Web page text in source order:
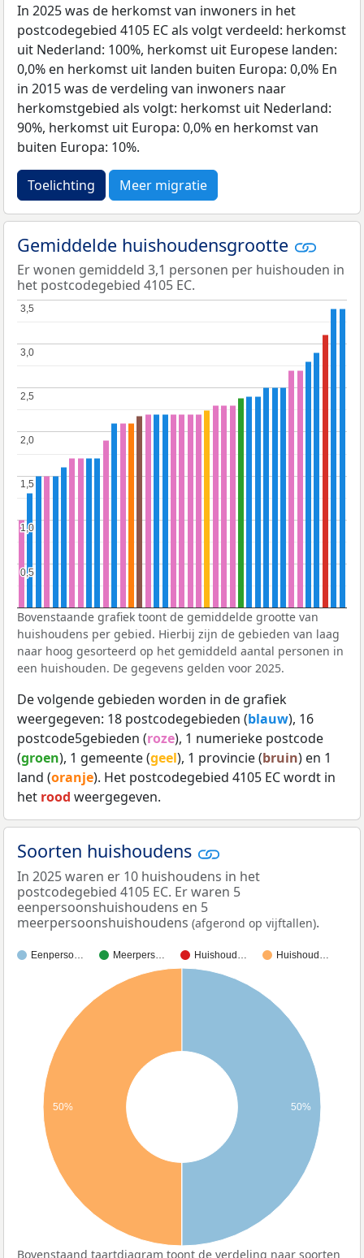
In 2025 was de herkomst van inwoners in het
postcodegebied 4105 EC als volgt verdeeld: herkomst
uit Nederland: 100%, herkomst uit Europese landen:
0,0% en herkomst uit landen buiten Europa: 0,0% En
in 2015 was de verdeling van inwoners naar
herkomstgebied als volgt: herkomst uit Nederland:
90%, herkomst uit Europa: 0,0% en herkomst van
buiten Europa: 10%.
Toelichting Meer migratie
Gemiddelde huishoudensgrootte
Er wonen gemiddeld 3,1 personen per huishouden in
het postcodegebied 4105 EC.
0,5
0,5
1,0
1,0
1,5
1,5
2,0
2,0
2,5
2,5
3,0
3,0
3,5
3,5
Bovenstaande grafiek toont de gemiddelde grootte van
huishoudens per gebied. Hierbij zijn de gebieden van laag
naar hoog gesorteerd op het gemiddeld aantal personen in
een huishouden. De gegevens gelden voor 2025.
De volgende gebieden worden in de grafiek
weergegeven: 18 postcodegebieden (blauw), 16
postcode5gebieden (roze), 1 numerieke postcode
(groen), 1 gemeente (geel), 1 provincie (bruin) en 1
land (oranje). Het postcodegebied 4105 EC wordt in
het rood weergegeven.
Soorten huishoudens
In 2025 waren er 10 huishoudens in het
postcodegebied 4105 EC. Er waren 5
eenpersoonshuishoudens en 5
meerpersoonshuishoudens (afgerond op vijftallen).
Eenperso… Meerpers… Huishoud… Huishoud…
50% 50%
Bovenstaand taartdiagram toont de verdeling naar soorten